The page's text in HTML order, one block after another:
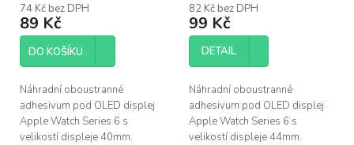
74 Kč bez DPH
89 Kč
DO KOŠÍKU
Náhradní oboustranné
adhesivum pod OLED displej
Apple Watch Series 6 s
velikostí displeje 40mm.
82 Kč bez DPH
99 Kč
DETAIL
Náhradní oboustranné
adhesivum pod OLED displej
Apple Watch Series 6 s
velikostí displeje 44mm.